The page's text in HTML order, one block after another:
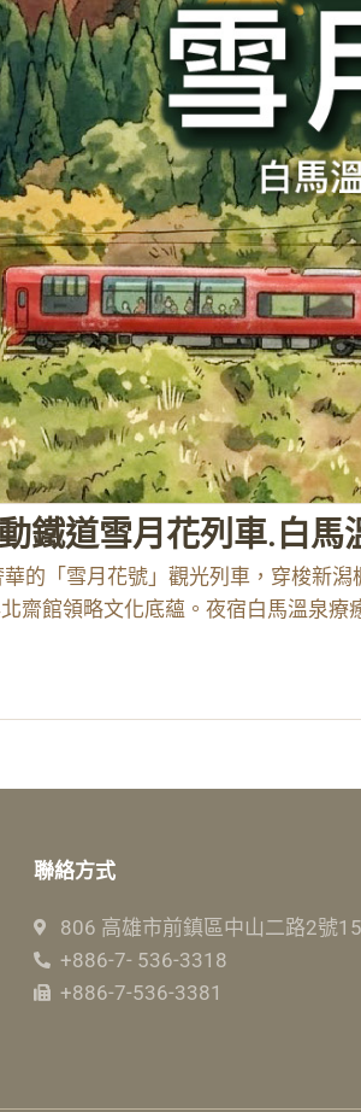
鐵道雪月花列車.白馬
的「雪月花號」觀光列車，穿梭新
齋館領略文化底蘊。夜宿白馬溫泉
聯絡方式
806 高雄市前鎮區中山二路2號
+886-7- 536-3318
+886-7-536-3381